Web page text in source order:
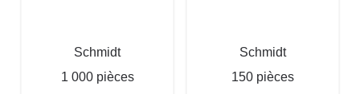
Schmidt
1 000 pièces
Schmidt
150 pièces